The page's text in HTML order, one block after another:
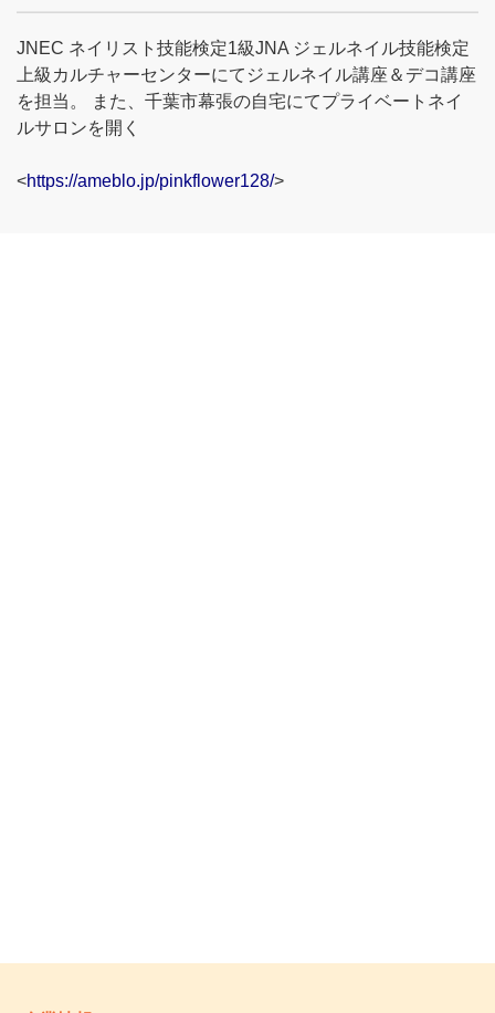
JNEC ネイリスト技能検定1級JNA ジェルネイル技能検定
上級カルチャーセンターにてジェルネイル講座＆デコ講座
を担当。 また、千葉市幕張の自宅にてプライベートネイ
ルサロンを開く
<https://ameblo.jp/pinkflower128/>